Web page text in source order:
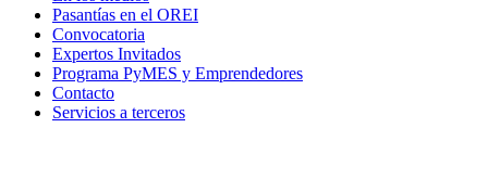
Pasantías en el OREI
Convocatoria
Expertos Invitados
Programa PyMES y Emprendedores
Contacto
Servicios a terceros